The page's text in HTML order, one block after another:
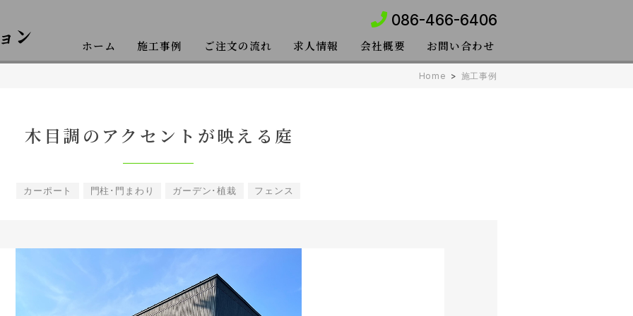
086-466-6406
ホーム 施工事例 ご注文の流れ 求人情報 会社概要 お問い合わせ
Home > 施工事例
木目調のアクセントが映える庭
カーポート 門柱･門まわり ガーデン･植栽 フェンス